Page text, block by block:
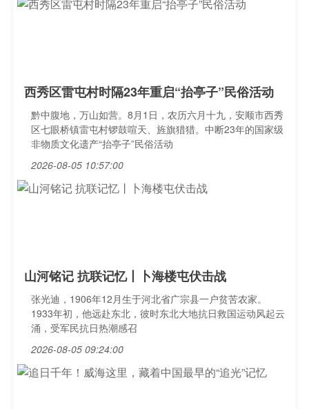
西秀区雷屯村时隔23年重启“抬亭子”民俗活动
黔中腹地，万山如营。8月1日，农历六月十九，安顺市西秀
区七眼桥镇雷屯村锣鼓喧天、旌旗猎猎。中断23年的国家级
非物质文化遗产“抬亭子”民俗活动
2026-08-05 10:57:00
山河铭记 抗联记忆丨卜海楼屯伏击战
张光迪，1906年12月生于河北省广宗县一户贫苦农家。
1933年初，他远赴东北，彼时东北大地抗日救国运动风起云
涌，受军民抗日热潮感召
2026-08-05 09:24:00